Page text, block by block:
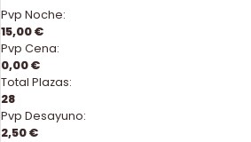
Pvp Noche:
15,00 €
Pvp Cena:
0,00 €
Total Plazas:
28
Pvp Desayuno:
2,50 €